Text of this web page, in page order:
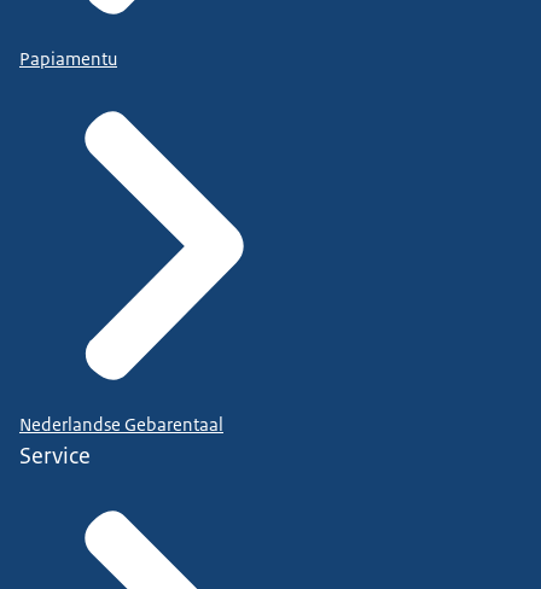
Papiamentu
Nederlandse Gebarentaal
Service